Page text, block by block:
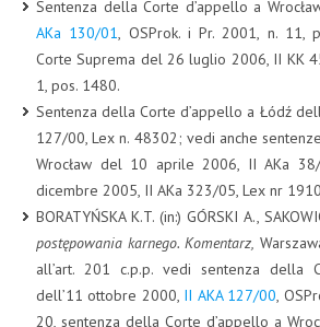
Sentenza della Corte d’appello a
AKa 130/01, OSProk. i Pr. 2001, n. 11,
Corte Suprema del 26 luglio 2006, II KK
1, pos. 1480.
Sentenza della Corte d’appello a Łódź
127/00, Lex n. 48302; vedi anche
Wrocław del 10 aprile 2006, II AKa
dicembre 2005, II AKa 323/05, Lex nr
BORATYŃSKA K.T. (in:) GÓRSKI A.,
postępowania karnego.Komentarz,
all’art. 201 c.p.p. vedi sentenza della
dell’11 ottobre 2000, II AKA 127/00,
20, sentenza della Corte d’appello a